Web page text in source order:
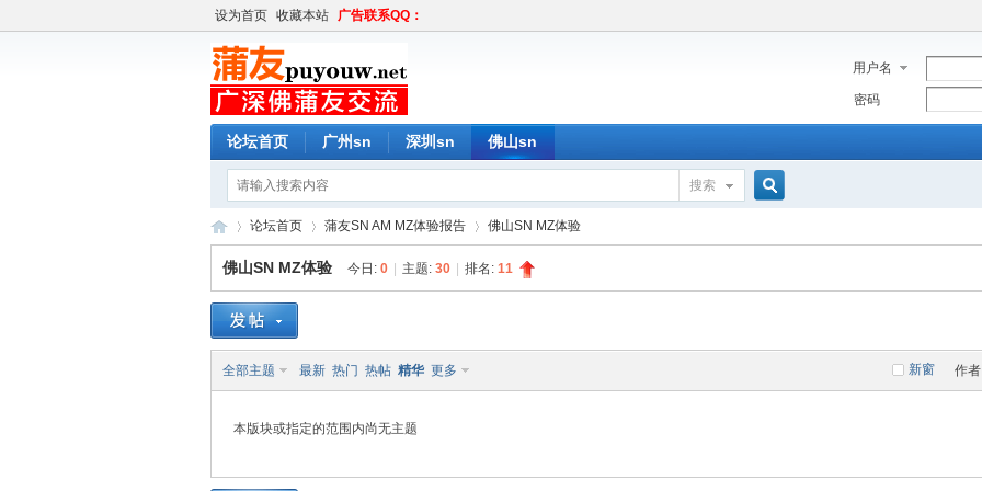
设为首页 收藏本站 广告联系QQ：
用户名
密码
论坛首页 广州sn 深圳sn 佛山sn
搜索
»
论坛首页 蒲友SN AM MZ体验报告 佛山SN MZ体验
佛山SN MZ体验 今日: 0 主题: 30 排名: 11
新窗
全部主题 最新 热门 热帖 精华 更多 作者
本版块或指定的范围内尚无主题